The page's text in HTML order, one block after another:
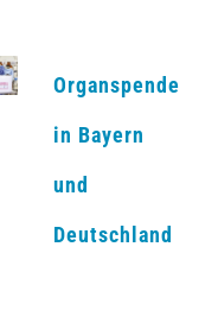
Organspende
in Bayern
und
Deutschland